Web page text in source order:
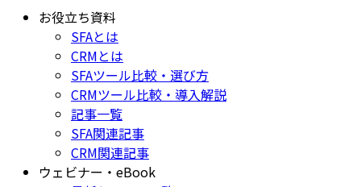
お役立ち資料
SFAとは
CRMとは
SFAツール比較・選び方
CRMツール比較・導入解説
記事一覧
SFA関連記事
CRM関連記事
ウェビナー・eBook